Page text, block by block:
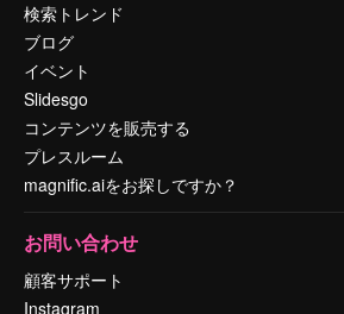
検索トレンド
ブログ
イベント
Slidesgo
コンテンツを販売する
プレスルーム
magnific.aiをお探しですか？
お問い合わせ
顧客サポート
Instagram